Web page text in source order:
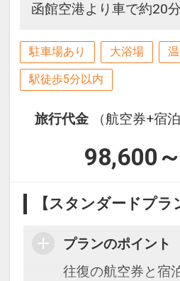
函館空港より車で約20分
駐車場あり 大浴場
駅徒歩5分以内
旅行代金
（航空券+宿
98,600
【スタンダードプラ
プランのポイント
往復の航空券と宿